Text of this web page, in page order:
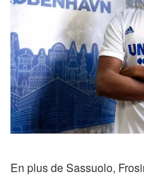
En plus de Sassuolo,